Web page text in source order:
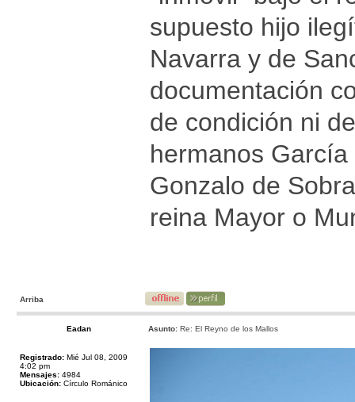
supuesto hijo
Navarra y de
documentación
de condición ni
hermanos
Gonzalo de
reina Mayor o
Arriba
Eadan Asunto: Re: El Reyno de los Mallos
Registrado: Mié Jul 08, 2009
4:02 pm
Mensajes: 4984
Ubicación: Círculo Románico